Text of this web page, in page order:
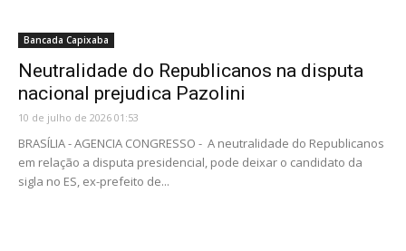
Bancada Capixaba
Neutralidade do Republicanos na disputa
nacional prejudica Pazolini
10 de julho de 2026 01:53
BRASÍLIA - AGENCIA CONGRESSO - A neutralidade do Republicanos
em relação a disputa presidencial, pode deixar o candidato da
sigla no ES, ex-prefeito de...